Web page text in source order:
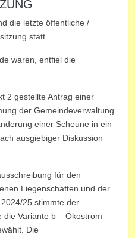
die letzte öffentliche /
statt.
waren, entfiel die
2 gestellte Antrag einer
der Gemeindeverwaltung
einer Scheune in ein
ausgiebiger Diskussion
für den
Liegenschaften und der
25 stimmte der
Variante b – Ökostrom
Die